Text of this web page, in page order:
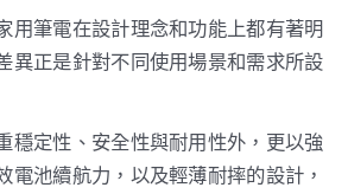
用筆電在設計理念和功能上都有著明
異正是針對不同使用場景和需求所設
穩定性、安全性與耐用性外，更以強
電池續航力，以及輕薄耐摔的設計，